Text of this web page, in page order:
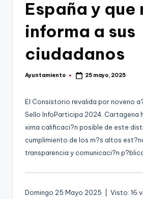
España y que
informa a sus
ciudadanos
Publicado
Ayuntamiento 25 mayo, 2025
El Consistorio revalida por noveno
Sello InfoParticipa 2024. Cartagena
xima calificaci?n posible de este
cumplimiento de los m?s altos
transparencia y comunicaci?n
Domingo 25 Mayo 2025 | Visto: 16